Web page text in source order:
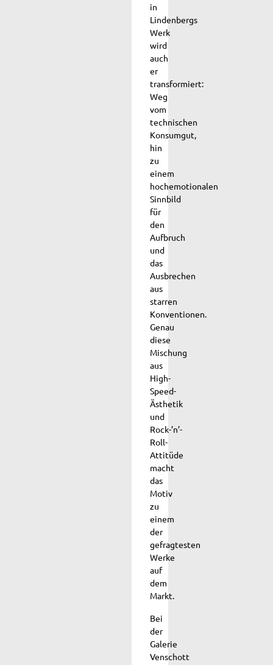
in
Lindenbergs
Werk
wird
auch
er
transformiert:
Weg
vom
technischen
Konsumgut,
hin
zu
einem
hochemotionalen
Sinnbild
für
den
Aufbruch
und
das
Ausbrechen
aus
starren
Konventionen.
Genau
diese
Mischung
aus
High-
Speed-
Ästhetik
und
Rock-’n’-
Roll-
Attitüde
macht
das
Motiv
zu
einem
der
gefragtesten
Werke
auf
dem
Markt.
Bei
der
Galerie
Venschott